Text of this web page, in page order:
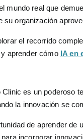
mundo real que
su organización
el recorrido
aprender cómo IA en
es un poderoso
la innovación se
de aprender
incorporar